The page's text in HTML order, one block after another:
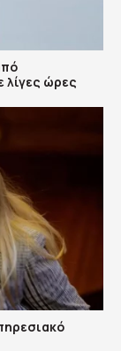
λίγες ώρες